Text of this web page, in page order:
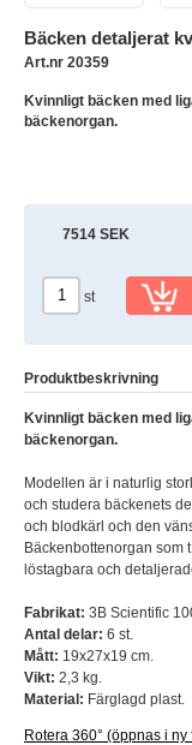
Bäcken detaljerat
Art.nr 20359
Kvinnligt bäcken med
bäckenorgan.
7514 SEK
st
Produktbeskrivning
Kvinnligt bäcken med
bäckenorgan.
Modellen är i naturlig
och studera bäckenets
och blodkärl och den
Bäckenbottenorgan som
löstagbara och
Fabrikat: 3B Scientific
Antal delar: 6 st.
Mått: 19x27x19 cm.
Vikt: 2,3 kg.
Material: Färglagd plast.
Rotera 360° (öppnas i ny